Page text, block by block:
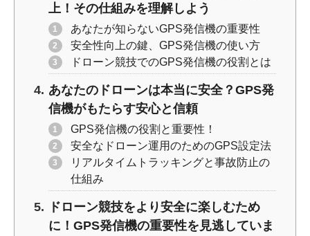
上！その仕組みを理解しよう
あなたが知らないGPS発信機の重要性
安全性向上の鍵、GPS発信機の使い方
ドローン競技でのGPS発信機の役割とは
あなたのドローンは本当に安全？GPS発
信機がもたらす安心と信頼
GPS発信機の役割と重要性！
安全なドローン運用のためのGPS設定法
リアルタイムトラッキングと事故防止の
仕組み
ドローン競技をより安全に楽しむため
に！GPS発信機の重要性を見逃していま